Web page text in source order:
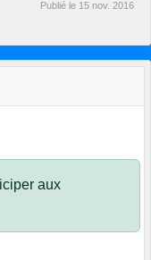
Publié le 15 nov. 2016
aux